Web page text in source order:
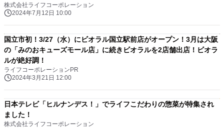
株式会社ライフコーポレーション
2024年7月12日 10:00
国立市初！3/27（水）にビオラル国立駅前店がオープン！3月は大阪
の「みのおキューズモール店」に続きビオラルを2店舗出店！ビオラ
ルが絶好調！
ライフコーポレーションPR
2024年3月21日 12:00
日本テレビ「ヒルナンデス！」でライフこだわりの惣菜が特集され
ました！
株式会社ライフコーポレーション